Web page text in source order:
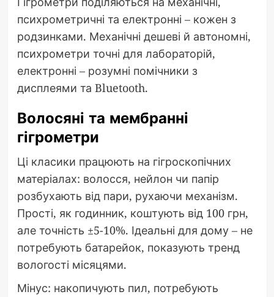
психрометричні та електронні – кожен з
родзинками. Механічні дешеві й автономні,
психрометри точні для лабораторій,
електронні – розумні помічники з
дисплеями та Bluetooth.
Волосяні та мембранні
гігрометри
Ці класики працюють на гігроскопічних
матеріалах: волосся, нейлон чи папір
розбухають від пари, рухаючи механізм.
Прості, як годинник, коштують від 100 грн,
але точність ±5-10%. Ідеальні для дому – не
потребують батарейок, показують тренд
вологості місяцями.
Мінус: накопичують пил, потребують